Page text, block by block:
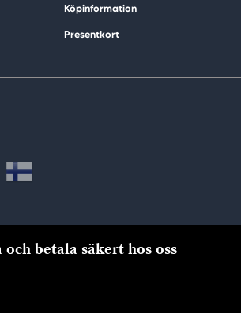
Köpinformation
Presentkort
betala säkert hos oss